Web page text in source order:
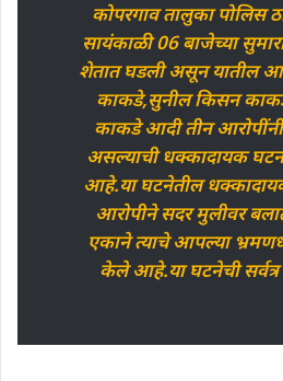
कोपरगाव तालुका पोलिस
सायंकाळी 06 बाजेच्या
शेतात घडली असून यातील
काकडे,सुनील किसन
काकडे आदी तीन
असल्याची धक्कादायक
आहे.या घटनेतील
आरोपीने सदर मुलीवर
एकाने त्याचे आपल्या
केले आहे.या घटनेची